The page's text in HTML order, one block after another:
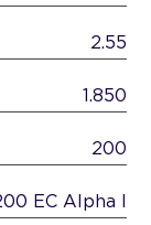
2.55
1.850
200
EC Alpha I